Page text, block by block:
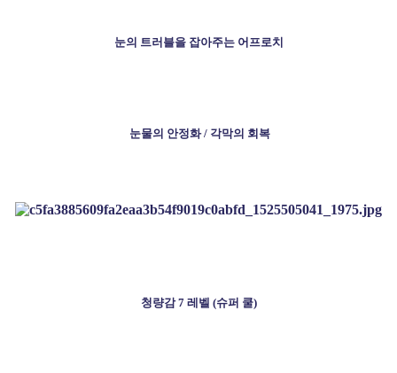
눈의 트러블을 잡아주는 어프로치
눈물의 안정화 / 각막의 회복
청량감 7 레벨 (슈퍼 쿨)